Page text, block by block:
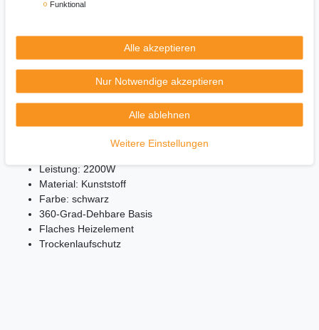
Das maximale Fassungsvermögen des Wasserkochers beträgt
Gäste kochen können.
Darüber hinaus ist der Wasserkocher sicher zu bedienen, da er
sich nach dem Kochen von Wasser automatisch ausschaltet. Wir
Der Wasserkocher bietet Ihnen:
Leistung: 2200W
Material: Kunststoff
Farbe: schwarz
360-Grad-Dehbare Basis
Flaches Heizelement
Trockenlaufschutz
Funktional
Alle akzeptieren
Nur Notwendige akzeptieren
Alle ablehnen
Weitere Einstellungen